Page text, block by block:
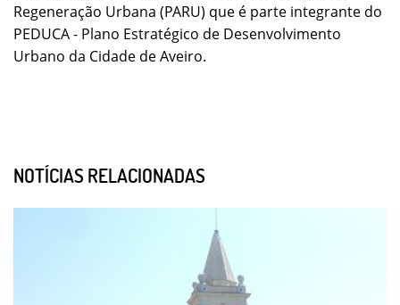
Regeneração Urbana (PARU) que é parte integrante do
PEDUCA - Plano Estratégico de Desenvolvimento
Urbano da Cidade de Aveiro.
NOTÍCIAS RELACIONADAS